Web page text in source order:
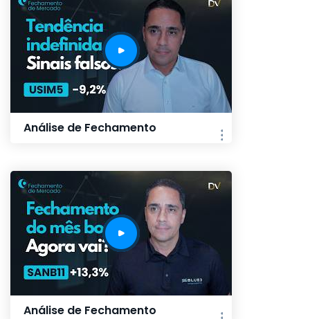
Análise de Fechamento
Análise de Fechamento